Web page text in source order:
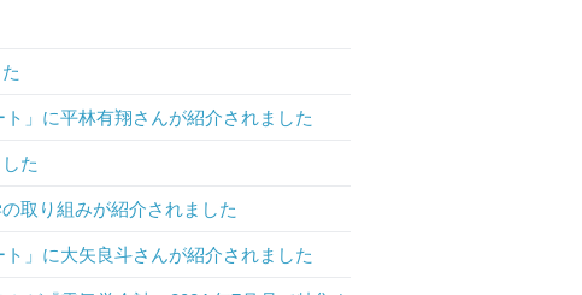
」に平林有翔さんが紹介されました
た
取り組みが紹介されました
」に大矢良斗さんが紹介されました